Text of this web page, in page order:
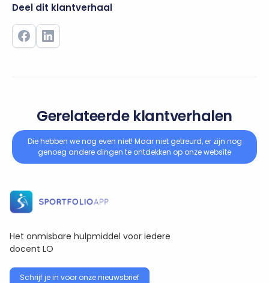
Deel dit klantverhaal
Gerelateerde klantverhalen
Die hebben we nog even niet! Maar niet getreurd, er zijn nog
genoeg andere dingen te ontdekken op onze website
Het onmisbare hulpmiddel voor iedere
docent LO
Schrijf je in voor onze nieuwsbrief